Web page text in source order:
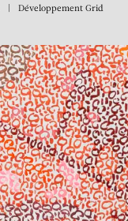
Développement Grid